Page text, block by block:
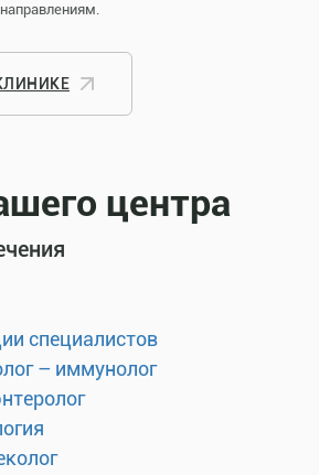
центра
специалистов
– иммунолог